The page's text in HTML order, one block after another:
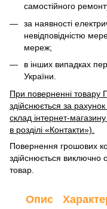
самостійного
за наявності
невідповідністю
мереж;
в інших випадках
України.
При поверненні товару
здійснюється за
склад інтернет-
в розділі «Контакти»).
Повернення грошових
здійснюється виключно
товар.
Опис